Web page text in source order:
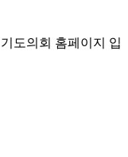
도의회 홈페이지 입